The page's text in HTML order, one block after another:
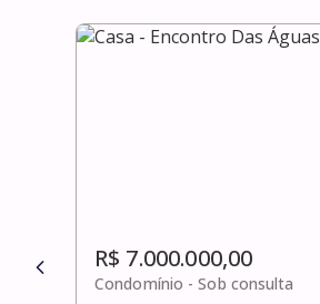
R$ 7.000.000,00
Condomínio -Sob consulta